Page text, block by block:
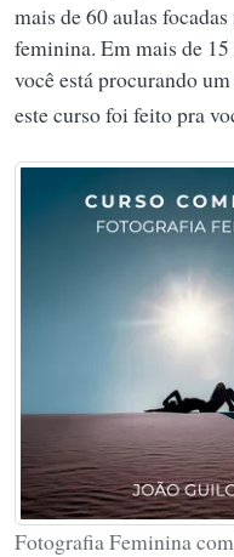
mais de 60 aulas
feminina. Em mais de 15
você está procurando
este curso foi feito pra
Fotografia Feminina